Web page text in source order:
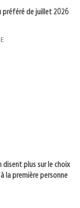
préféré de juillet 2026
disent plus sur le choix
la première personne